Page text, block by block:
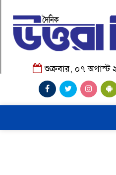
শুক্রবার, ০৭ অগাস্ট